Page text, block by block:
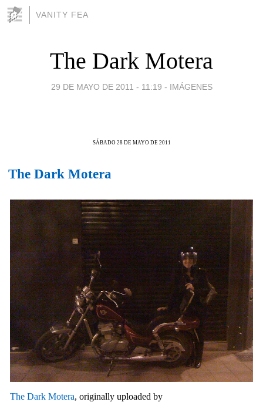
VANITY FEA
The Dark Motera
29 DE MAYO DE 2011 - 11:19 - IMÁGENES
SÁBADO 28 DE MAYO DE 2011
The Dark Motera
The Dark Motera, originally uploaded by